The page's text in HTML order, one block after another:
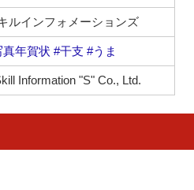
ルインフォメーションズ
真年賀状 #干支 #うま
Information "S" Co., Ltd.